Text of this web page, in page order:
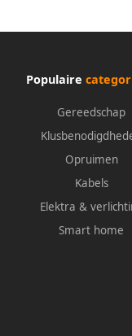
Populaire
Gereedschap
Opruimen
Kabels
Elektra &
Smart home